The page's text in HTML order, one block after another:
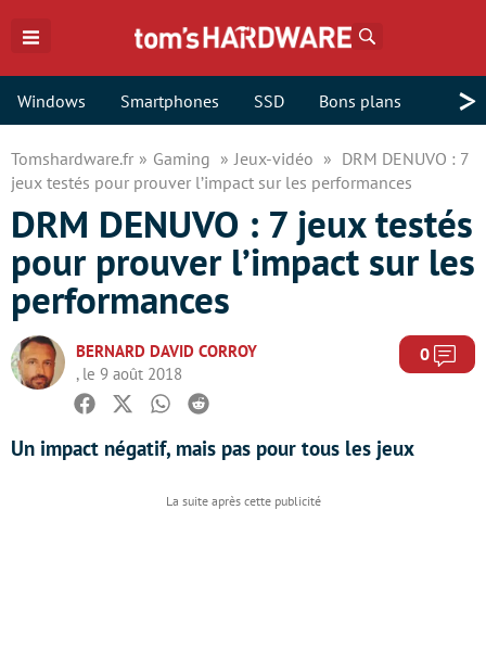
Windows Smartphones SSD Bons plans >
Tomshardware.fr Gaming Jeux-vidéo
DRM DENUVO : 7
jeux testés pour prouver l’impact sur les performances
DRM DENUVO : 7 jeux testés
pour prouver l’impact sur les
performances
BERNARD DAVID CORROY
, le 9 août 2018
0
Facebook
TwitterWhatsapp
Reddit
Un impact négatif, mais pas pour tous les jeux